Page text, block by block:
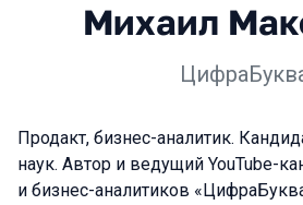
Михаил
Продакт, бизнес-аналитик.
наук. Автор и ведущий YouTube-
и бизнес-аналитиков